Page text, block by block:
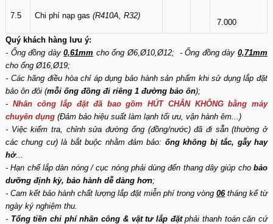
7.5 Chi phí nạp gas (R410A, R32)
7.000
Quý khách hàng lưu ý:
- Ống đồng dày0,61mm cho ống Ø6,Ø10,Ø12; - Ống đồng dày0,71mm
cho ống Ø16,Ø19;
- Các hãng điều hòa chỉ áp dụng bảo hành sản phẩm khi sử dụng lắp đặt
bảo ôn đôi (mỗi ống đồng đi riêng 1 đường bảo ôn);
- Nhân công lắp đặt đã bao gồm HÚT CHÂN KHÔNG bằng máy
chuyên dụng (Đảm bảo hiệu suất làm lạnh tối ưu, vận hành êm...)
- Việc kiểm tra, chỉnh sửa đường ống (đồng/nước) đã đi sẵn (thường ở
các chung cư) là bắt buộc nhằm đảm bảo: ống không bị tắc, gẫy hay
hở...
- Hạn chế lắp dàn nóng / cục nóng phải dùng đến thang dây giúp chobảo
dưỡng định kỳ, bảo hành dễ dàng hơn;
- Cam kết bảo hành chất lượng lắp đặt miễn phí trong vòng 06tháng kể từ
ngày ký nghiệm thu.
- Tổng tiền chi phí nhân công & vật tư lắp đặtphải thanh toán căn cứ